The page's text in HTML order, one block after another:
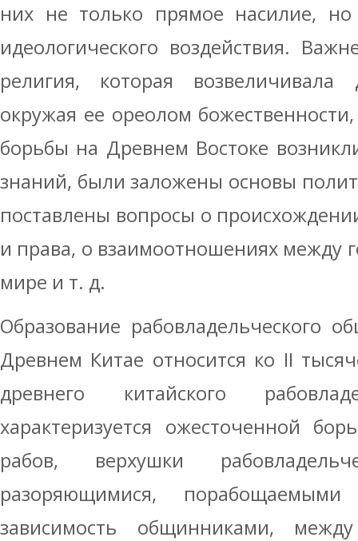
них не только прямое насилие,
идеологического воздействия.
религия, которая возвеличивала
окружая ее ореолом
борьбы на Древнем Востоке
знаний, были заложены основы
поставлены вопросы о
и права, о взаимоотношениях между
мире и т. д.
Образование рабовладельческого
Древнем Китае относится ко II
древнего китайского
характеризуется ожесточенной
рабов, верхушки
разоряющимися,
зависимость общинниками,